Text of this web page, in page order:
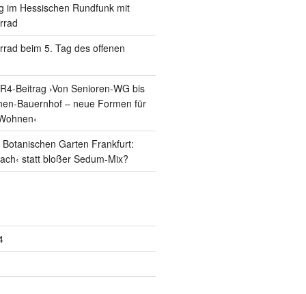
im Hessischen Rundfunk mit
beim 5. Tag des offenen
Beitrag ›Von Senioren-WG bis
Bauernhof – neue Formen für
Garten Frankfurt:
statt bloßer Sedum-Mix?